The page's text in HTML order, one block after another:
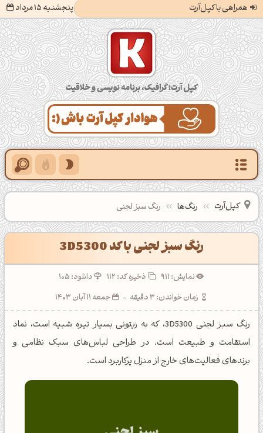
همراهی با کپل‌آرت پنجشنبه 15 مرداد کپل‌آرت؛ گرافیک، برنامه‌نویسی و خلاقیت
کپل‌آرت رنگ‌ها رنگ سبز لجنی
رنگ سبز لجنی با کد 3D5300
نمایش: 911 ذخیره کد:112
دانلود: 105
زمان خواندن: 3 دقیقه
- جمعه 11 آبان 1403
رنگ سبز لجنی 3D5300، که به زیتونی بسیار تیره شبیه است، نماد
استقامت و طبیعت است. در طراحی لباس‌های سبک نظامی و
برندهای فعالیت‌های خارج از منزل پرکاربرد است.